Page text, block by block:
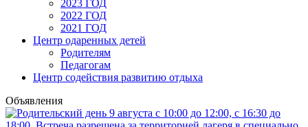
2023 ГОД
2022 ГОД
2021 ГОД
Центр одаренных детей
Родителям
Педагогам
Центр содействия развитию отдыха
Объявления